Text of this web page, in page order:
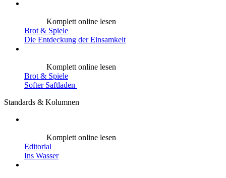
Komplett online lesen
Brot & Spiele
Die Entdeckung der Einsamkeit
Komplett online lesen
Brot & Spiele
Softer Saftladen
Standards & Kolumnen
Komplett online lesen
Editorial
Ins Wasser